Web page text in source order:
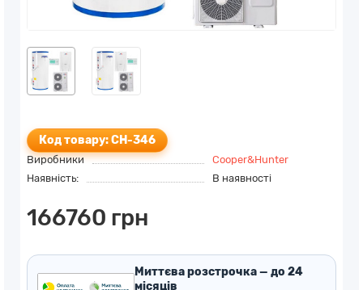
Код товару: CH-346
Виробники
Cooper&Hunter
Наявність:
В наявності
166760 грн
Миттєва розстрочка — до 24
місяців